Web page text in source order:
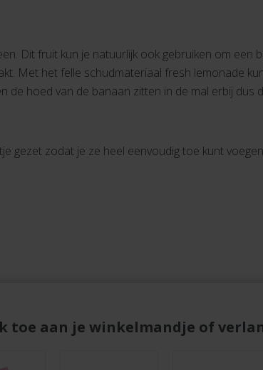
Dit fruit kun je natuurlijk ook gebruiken om een
Met het felle schudmateriaal fresh lemonade
hoed van de banaan zitten in de mal erbij dus
gezet zodat je ze heel eenvoudig toe kunt
toe aan je winkelmandje of